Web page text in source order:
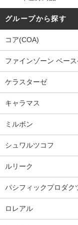
グループから探す
コア(COA)
ファインゾーン ベー
ケラスターゼ
キャラマス
ミルボン
シュワルツコフ
ルリーク
パシフィックプロダク
ロレアル